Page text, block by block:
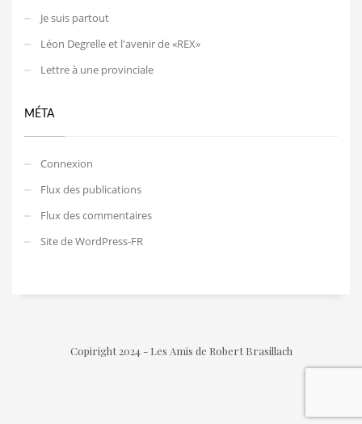
Je suis partout
Léon Degrelle et l'avenir de «REX»
Lettre à une provinciale
MÉTA
Connexion
Flux des publications
Flux des commentaires
Site de WordPress-FR
Copiright 2024 - Les Amis de Robert Brasillach